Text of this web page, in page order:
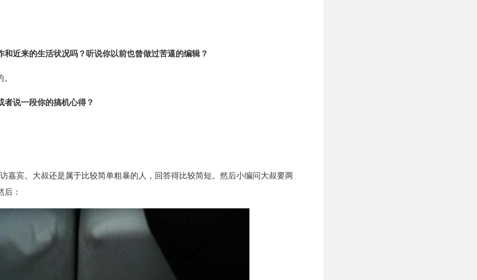
近来的生活状况吗？听说你以前也曾做过苦逼的编辑？
者说一段你的搞机心得？
嘉宾。大叔还是属于比较简单粗暴的人，回答得比较简短。然后小编问大叔要两
：